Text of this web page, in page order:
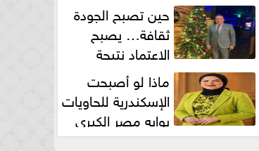
حين تصبح الجودة
ثقافة… يصبح
الاعتماد نتيجة
طبيعية
ماذا لو أصبحت
الإسكندرية للحاويات
بوابه مصر الكبري
للتجارة العالمية بقلم د...